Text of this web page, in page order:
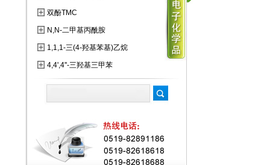
双酚TMC
N,N-二甲基丙酰胺
1,1,1-三(4-羟基苯基)乙烷
4,4',4''-三羟基三甲苯